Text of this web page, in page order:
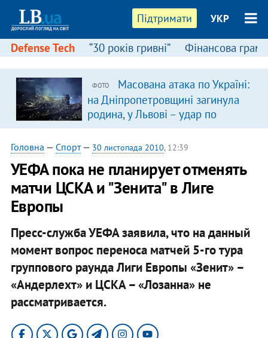
Підтримати УКР
Defense Tech “30 років гривні” Фінансова
ФОТО
Масована атака по Україні:
на Дніпропетровщині загинула
родина, у Львові – удар по
багатоповерхівках
(доповнюється)
Головна — Спорт— 30 листопада 2010, 12:39
УЕФА пока не планирует отменять
матчи ЦСКА и "Зенита" в Лиге
Европы
Пресс-служба УЕФА заявила, что на данный
момент вопрос переноса матчей 5-го тура
группового раунда Лиги Европы «Зенит» –
«Андерлехт» и ЦСКА – «Лозанна» не
рассматривается.​